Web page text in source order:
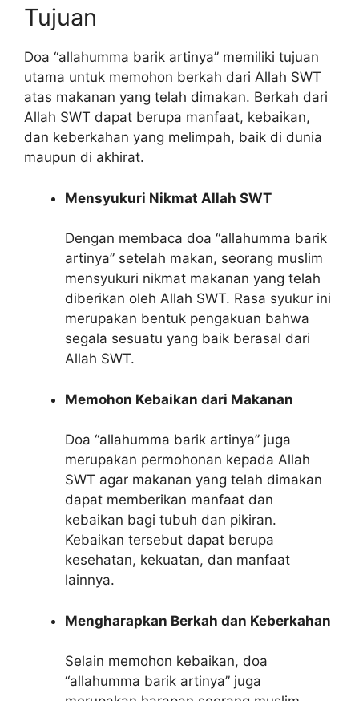
Tujuan
Doa “allahumma barik artinya” memiliki tujuan
utama untuk memohon berkah dari Allah SWT
atas makanan yang telah dimakan. Berkah dari
Allah SWT dapat berupa manfaat, kebaikan,
dan keberkahan yang melimpah, baik di dunia
maupun di akhirat.
Mensyukuri Nikmat Allah SWT
Dengan membaca doa “allahumma barik
artinya” setelah makan, seorang muslim
mensyukuri nikmat makanan yang telah
diberikan oleh Allah SWT. Rasa syukur ini
merupakan bentuk pengakuan bahwa
segala sesuatu yang baik berasal dari
Allah SWT.
Memohon Kebaikan dari Makanan
Doa “allahumma barik artinya” juga
merupakan permohonan kepada Allah
SWT agar makanan yang telah dimakan
dapat memberikan manfaat dan
kebaikan bagi tubuh dan pikiran.
Kebaikan tersebut dapat berupa
kesehatan, kekuatan, dan manfaat
lainnya.
Mengharapkan Berkah dan Keberkahan
Selain memohon kebaikan, doa
“allahumma barik artinya” juga